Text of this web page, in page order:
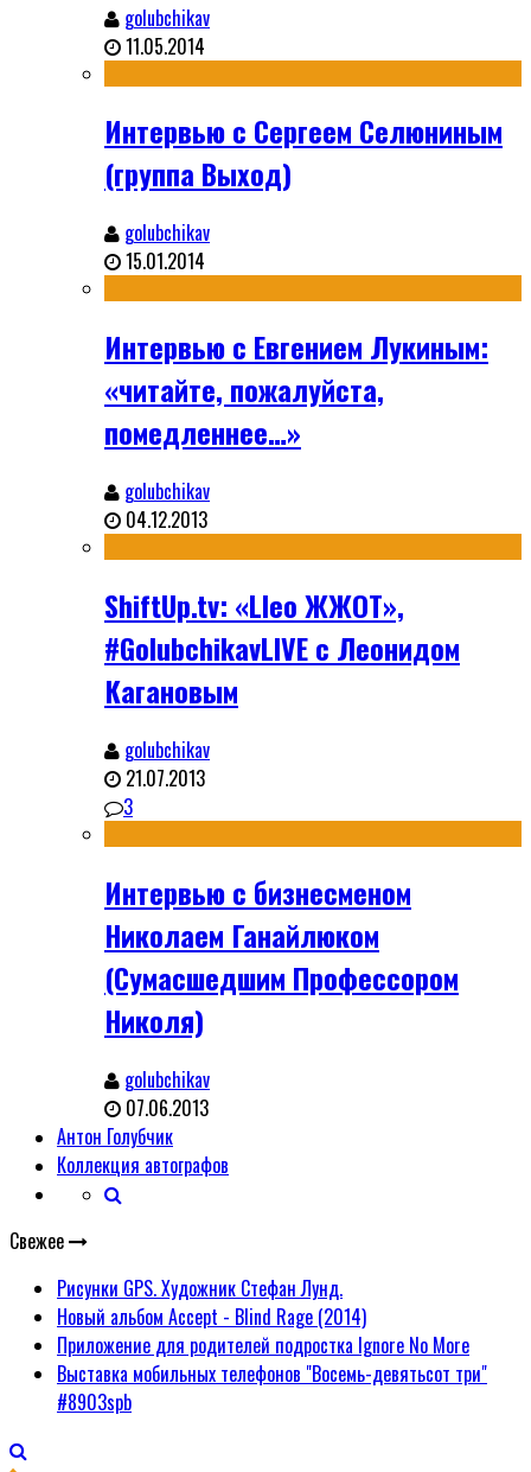
golubchikav
11.05.2014
Интервью с Сергеем Селюниным
(группа Выход)
golubchikav
15.01.2014
Интервью с Евгением Лукиным:
«читайте, пожалуйста,
помедленнее…»
golubchikav
04.12.2013
ShiftUp.tv: «Lleo ЖЖОТ»,
#GolubchikavLIVE с Леонидом
Кагановым
golubchikav
21.07.2013
3
Интервью с бизнесменом
Николаем Ганайлюком
(Сумасшедшим Профессором
Николя)
golubchikav
07.06.2013
Антон Голубчик
Коллекция автографов
Свежее
Рисунки GPS. Художник Стефан Лунд.
Новый альбом Accept - Blind Rage (2014)
Приложение для родителей подростка Ignore No More
Выставка мобильных телефонов "Восемь-девятьсот три"
#8903spb